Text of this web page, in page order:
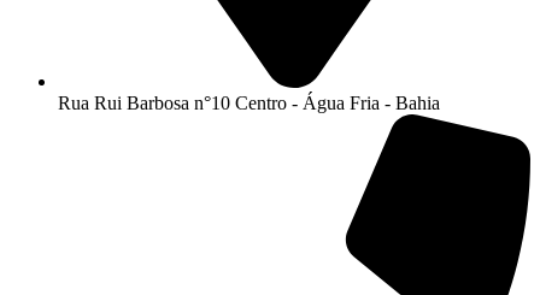
Rua Rui Barbosa n°10 Centro - Água Fria - Bahia